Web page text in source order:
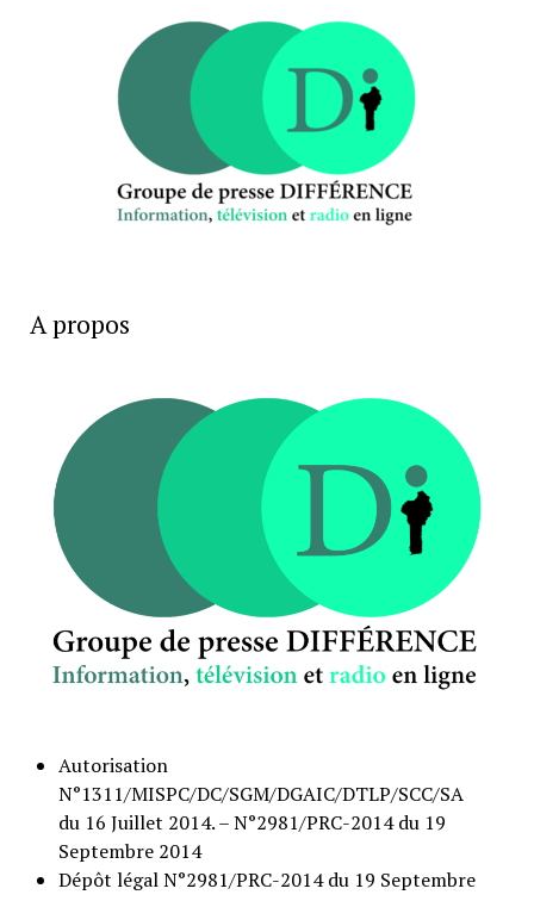
A propos
Autorisation
N°1311/MISPC/DC/SGM/DGAIC/DTLP/SCC/SA
du 16 Juillet 2014. – N°2981/PRC-2014 du 19
Septembre 2014
Dépôt légal N°2981/PRC-2014 du 19 Septembre